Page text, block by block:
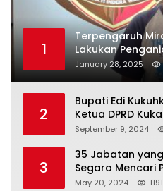
1
Terpengaruh
Lakukan
Sendiri
January 28, 2025
2
Bupati Edi
Ketua DPRD
Dengan Baik
September 9, 2024
3
35 Jabatan
Segara Mencari
May 20, 2024 1191